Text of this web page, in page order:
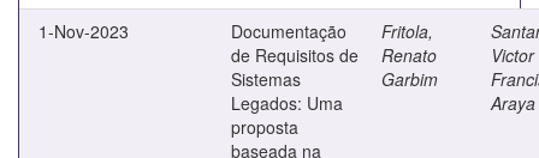
1-Nov-2023
Documentação
de Requisitos de
Sistemas
Legados: Uma
proposta
baseada na
Fritola,
Renato
Garbim
Victor
Araya